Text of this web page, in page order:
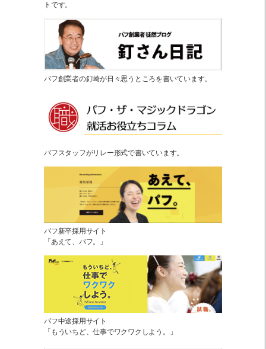
トです。
パフ創業者の釘崎が日々思うところを書いています。
パフスタッフがリレー形式で書いています。
パフ新卒採用サイト
「あえて、パフ。」
パフ中途採用サイト
「もういちど、仕事でワクワクしよう。」